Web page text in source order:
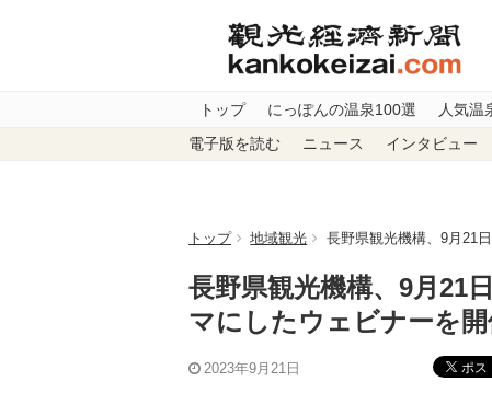
トップ にっぽんの温泉100選 人気温
電子版を読む ニュース インタビュー
トップ 地域観光 長野県観光機構、9月21
長野県観光機構、9月21
マにしたウェビナーを
2023年9月21日 ポス